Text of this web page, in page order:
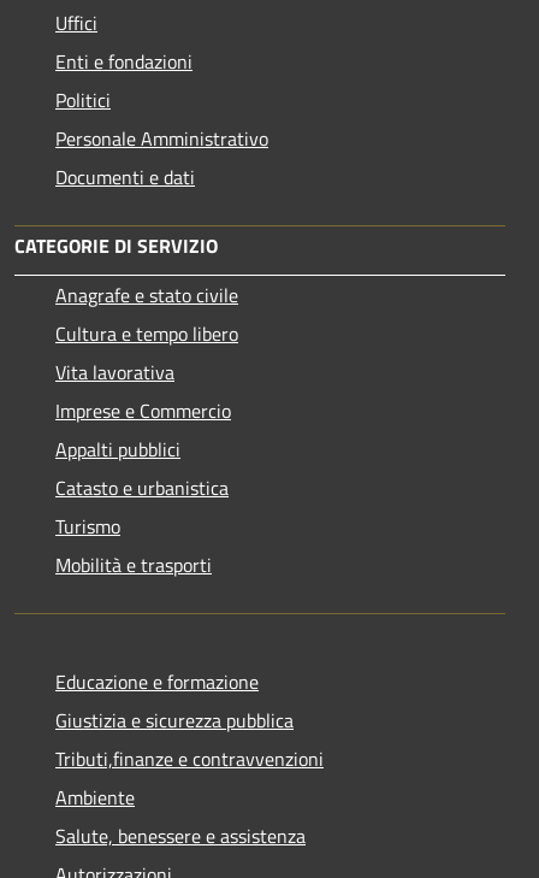
Uffici
Enti e fondazioni
Politici
Personale Amministrativo
Documenti e dati
CATEGORIE DI SERVIZIO
Anagrafe e stato civile
Cultura e tempo libero
Vita lavorativa
Imprese e Commercio
Appalti pubblici
Catasto e urbanistica
Turismo
Mobilità e trasporti
Educazione e formazione
Giustizia e sicurezza pubblica
Tributi,finanze e contravvenzioni
Ambiente
Salute, benessere e assistenza